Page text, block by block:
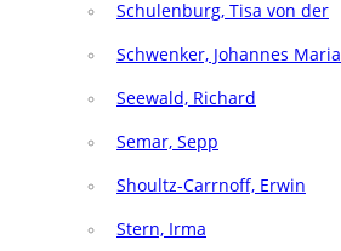
Schulenburg, Tisa von der
Schwenker, Johannes Maria
Seewald, Richard
Semar, Sepp
Shoultz-Carrnoff, Erwin
Stern, Irma